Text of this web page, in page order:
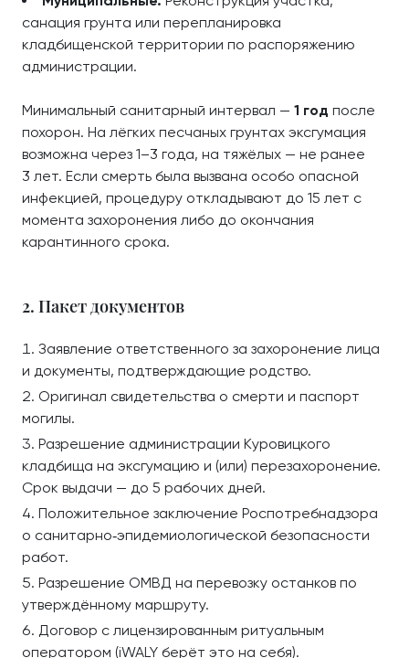
санация грунта или перепланировка
кладбищенской территории по распоряжению
администрации.
Минимальный санитарный интервал — 1 год после
похорон. На лёгких песчаных грунтах эксгумация
возможна через 1–3 года, на тяжёлых — не ранее
3 лет. Если смерть была вызвана особо опасной
инфекцией, процедуру откладывают до 15 лет с
момента захоронения либо до окончания
карантинного срока.
2. Пакет документов
Заявление ответственного за захоронение лица
и документы, подтверждающие родство.
Оригинал свидетельства о смерти и паспорт
могилы.
Разрешение администрации Куровицкого
кладбища на эксгумацию и (или) перезахоронение.
Срок выдачи — до 5 рабочих дней.
Положительное заключение Роспотребнадзора
о санитарно‑эпидемиологической безопасности
работ.
Разрешение ОМВД на перевозку останков по
утверждённому маршруту.
Договор с лицензированным ритуальным
оператором (iWALY берёт это на себя).